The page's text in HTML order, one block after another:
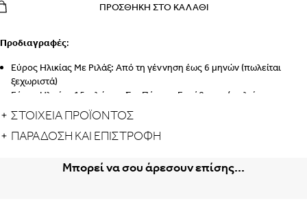
ΠΡΟΣΘΉΚΗ ΣΤΟ ΚΑΛΆΘΙ
Προδιαγραφές:
Εύρος Ηλικίας Με Ριλάξ: Από τη γέννηση έως 6 μηνών (πωλείται
ξεχωριστά)
Εύρος Ηλικίας 15 κιλών με Σετ Πύργου Εκμάθησης (πωλείται
ξεχωριστά): Από 1 έως 5 ετών (περίπου 25 κιλά)
Εύρος Ηλικίας Ως Αυτόνομη Καρέκλα: Από 3 ετών έως 99 ετών
Η Παντοτινή Καρέκλα
Μια διαχρονική λύση επίπλων για παιδικό καρεκλάκι, το σετ Lemo 4-
ΣΤΟΙΧΕΙΑ ΠΡΟΪΟΝΤΟΣ
ΠΑΡΆΔΟΣΗ ΚΑΙ ΕΠΙΣΤΡΟΦΉ
Μπορεί να σου άρεσουν επίσης...